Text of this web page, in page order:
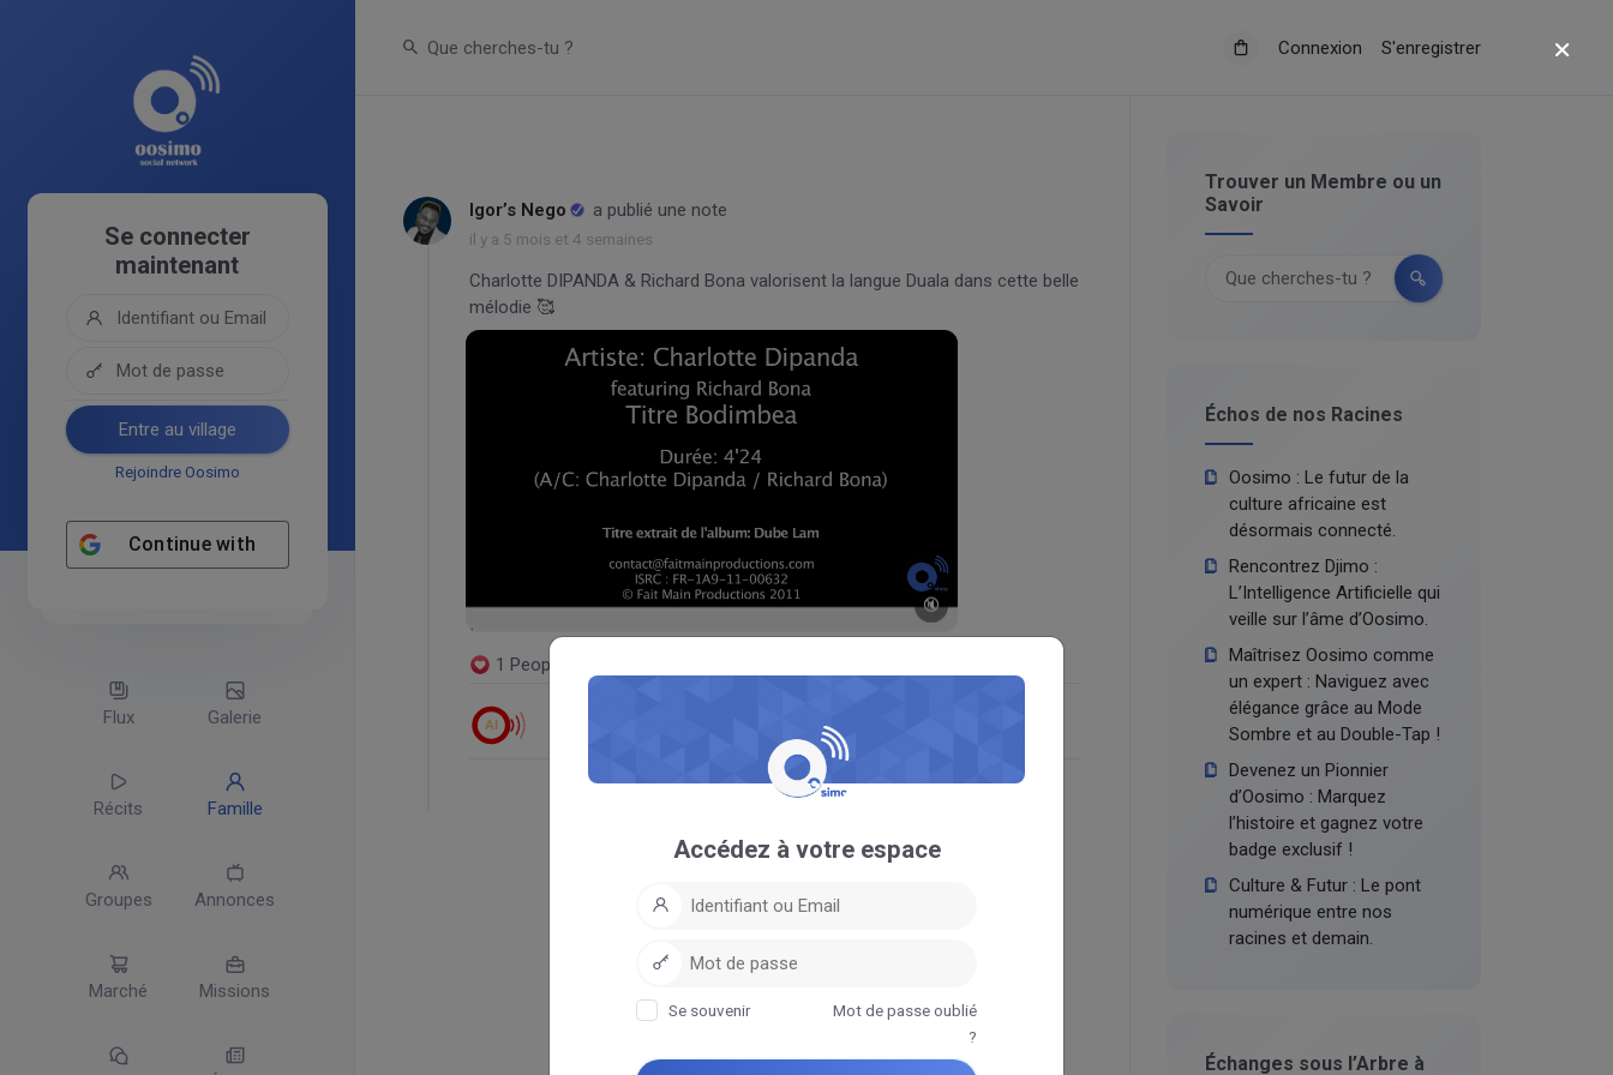
Se connecter
maintenant
Entre au village
Rejoindre Oosimo
Continue with
Flux Galerie
Récits Famille
Groupes Annonces
Marché Missions
Connexion S'enregistrer
Igor’s Nego a publié une note
il y a 5 mois et 4 semaines
Charlotte DIPANDA & Richard Bona valorisent la langue Duala dans cette belle
mélodie 🥰
🔇
1 People !
AI
Trouver un Membre ou un
Savoir
Échos de nos Racines
Oosimo : Le futur de la
culture africaine est
désormais connecté.
Rencontrez Djimo :
L’Intelligence Artificielle qui
veille sur l’âme d’Oosimo.
Maîtrisez Oosimo comme
un expert : Naviguez avec
élégance grâce au Mode
Sombre et au Double-Tap !
Devenez un Pionnier
d’Oosimo : Marquez
l’histoire et gagnez votre
badge exclusif !
Culture & Futur : Le pont
numérique entre nos
racines et demain.
Échanges sous l’Arbre à
Accédez à votre espace
Se souvenir
Mot de passe oublié
?